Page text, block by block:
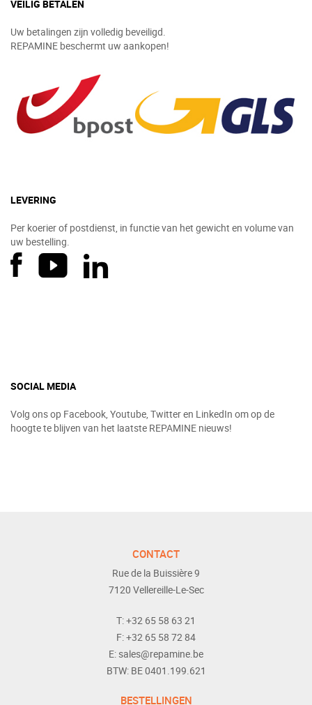
VEILIG BETALEN
Uw betalingen zijn volledig beveiligd.
REPAMINE beschermt uw aankopen!
LEVERING
Per koerier of postdienst, in functie van het gewicht en volume van
uw bestelling.
SOCIAL MEDIA
Volg ons op Facebook, Youtube, Twitter en LinkedIn om op de
hoogte te blijven van het laatste REPAMINE nieuws!
CONTACT
Rue de la Buissière 9
7120 Vellereille-Le-Sec
T:+32 65 58 63 21
F:+32 65 58 72 84
E:sales@repamine.be
BTW: BE 0401.199.621
BESTELLINGEN